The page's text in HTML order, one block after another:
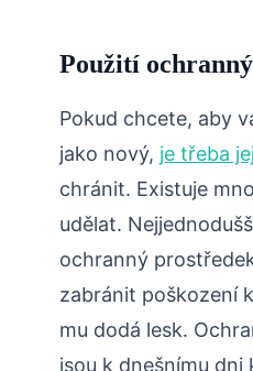
Použití
Pokud chcete, aby
jako nový, je třeba
chránit. Existuje
udělat.
ochranný
zabránit poškození
mu dodá lesk.
jsou k dnešnímu dni